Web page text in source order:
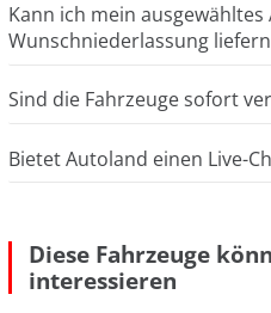
Kann ich mein
Wunschniederlassung
Sind die Fahrzeuge sofort
Bietet Autoland einen Live-
Diese Fahrzeuge
interessieren